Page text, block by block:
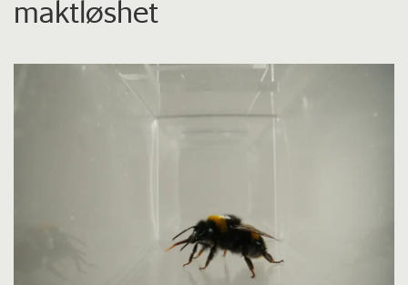
maktløshet